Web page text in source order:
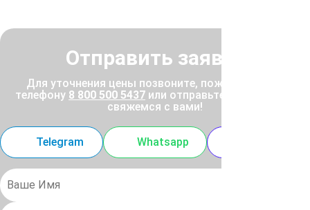
Отправить заявку
Для уточнения цены позвоните, пожалуйста, по
телефону 8 800 500 5437 или отправьте заявку, и мы
свяжемся с вами!
Telegram Whatsapp